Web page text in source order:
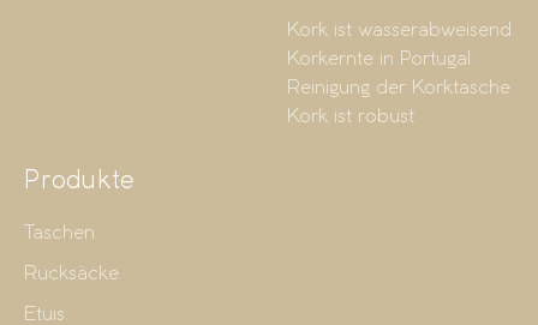
Kork ist wasserabweisend
Korkernte in Portugal
Reinigung der Korktasche
Kork ist robust
Produkte
Taschen
Rucksäcke
Etuis